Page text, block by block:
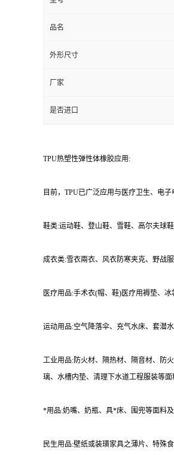
品名
外形尺寸
厂家
是否进口
TPU热塑性弹性体橡胶应用:
目前，TPU已广泛应用与医疗卫生、电
鞋类:运动鞋、登山鞋、雪鞋、高尔夫球
成衣类:雪衣兩衣、风衣防寒夹克、野战
医疗用品:手术衣(帽、鞋)医疗用褥垫、
运动用品:空气降落伞、充气水床、套潜
工业用品:防火材、隔热材、隔音材、防
璃、水槽内垫、清理下水道工程服装等面
*用品:奶嘴、奶瓶、具*床、围兜等面料及
民生用品:壁纸或装璜家具之薄片、特殊